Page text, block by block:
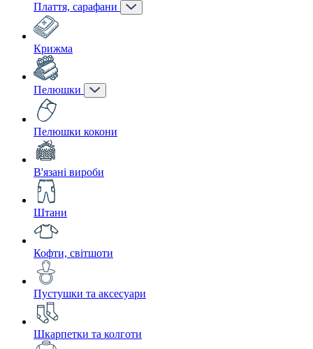
Плаття, сарафани
Крижма
Пелюшки
Пелюшки кокони
В'язані вироби
Штани
Кофти, світшоти
Пустушки та аксесуари
Шкарпетки та колготи